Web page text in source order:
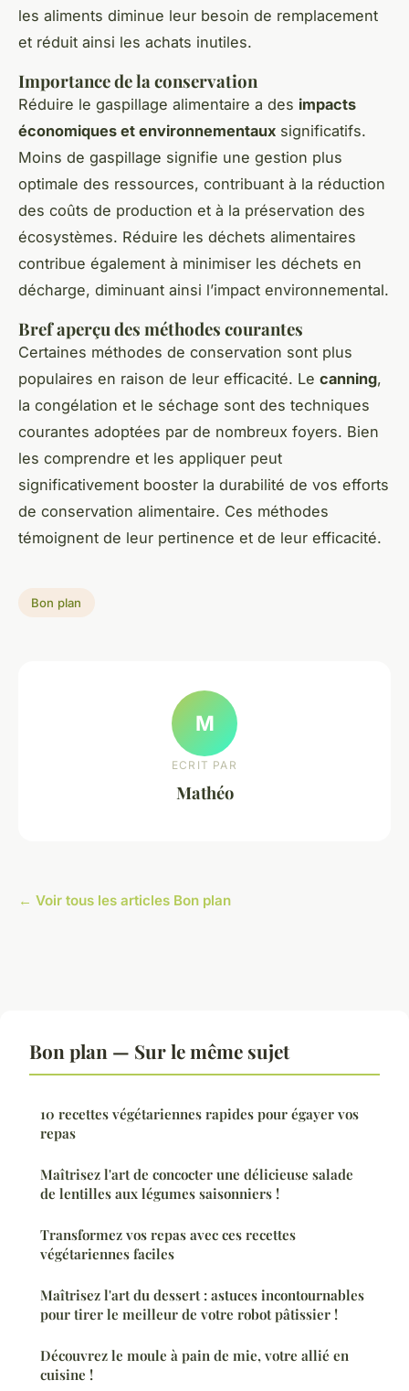
les aliments diminue leur besoin de remplacement
et réduit ainsi les achats inutiles.
Importance de la conservation
Réduire le gaspillage alimentaire a des impacts
économiques et environnementaux significatifs.
Moins de gaspillage signifie une gestion plus
optimale des ressources, contribuant à la réduction
des coûts de production et à la préservation des
écosystèmes. Réduire les déchets alimentaires
contribue également à minimiser les déchets en
décharge, diminuant ainsi l’impact environnemental.
Bref aperçu des méthodes courantes
Certaines méthodes de conservation sont plus
populaires en raison de leur efficacité. Le canning,
la congélation et le séchage sont des techniques
courantes adoptées par de nombreux foyers. Bien
les comprendre et les appliquer peut
significativement booster la durabilité de vos efforts
de conservation alimentaire. Ces méthodes
témoignent de leur pertinence et de leur efficacité.
Bon plan
M
ECRIT PAR
Mathéo
← Voir tous les articles Bon plan
Bon plan — Sur le même sujet
10 recettes végétariennes rapides pour égayer vos
repas
Maîtrisez l'art de concocter une délicieuse salade
de lentilles aux légumes saisonniers !
Transformez vos repas avec ces recettes
végétariennes faciles
Maîtrisez l'art du dessert : astuces incontournables
pour tirer le meilleur de votre robot pâtissier !
Découvrez le moule à pain de mie, votre allié en
cuisine !